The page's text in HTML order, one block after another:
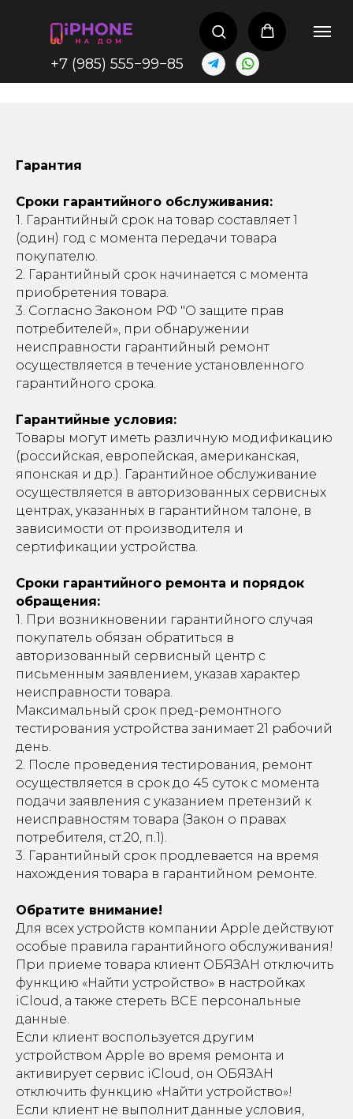
+7 (985) 555−99−85
Гарантия
Сроки гарантийного обслуживания:
1. Гарантийный срок на товар составляет 1
(один) год с момента передачи товара
покупателю.
2. Гарантийный срок начинается с момента
приобретения товара.
3. Согласно Законом РФ "О защите прав
потребителей», при обнаружении
неисправности гарантийный ремонт
осуществляется в течение установленного
гарантийного срока.
Гарантийные условия:
Товары могут иметь различную модификацию
(российская, европейская, американская,
японская и др.). Гарантийное обслуживание
осуществляется в авторизованных сервисных
центрах, указанных в гарантийном талоне, в
зависимости от производителя и
сертификации устройства.
Сроки гарантийного ремонта и порядок
обращения:
1. При возникновении гарантийного случая
покупатель обязан обратиться в
авторизованный сервисный центр с
письменным заявлением, указав характер
неисправности товара.
Максимальный срок пред-ремонтного
тестирования устройства занимает 21 рабочий
день.
2. После проведения тестирования, ремонт
осуществляется в срок до 45 суток с момента
подачи заявления с указанием претензий к
неисправностям товара (Закон о правах
потребителя, ст.20, п.1).
3. Гарантийный срок продлевается на время
нахождения товара в гарантийном ремонте.
Обратите внимание!
Для всех устройств компании Apple действуют
особые правила гарантийного обслуживания!
При приеме товара клиент ОБЯЗАН отключить
функцию «Найти устройство» в настройках
iCloud, а также стереть ВСЕ персональные
данные.
Если клиент воспользуется другим
устройством Apple во время ремонта и
активирует сервис iCloud, он ОБЯЗАН
отключить функцию «Найти устройство»!
Если клиент не выполнит данные условия,